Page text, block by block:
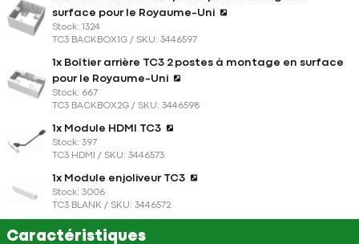
surface pour le Royaume-Uni
Stock: 1324
TC3 BACKBOX1G / SKU: 3446597
1x Boîtier arrière TC3 2 postes à montage en surface
pour le Royaume-Uni
Stock: 667
TC3 BACKBOX2G / SKU: 3446598
1x Module HDMI TC3
Stock: 397
TC3 HDMI / SKU: 3446573
1x Module enjoliveur TC3
Stock: 3006
TC3 BLANK / SKU: 3446572
Caractéristiques